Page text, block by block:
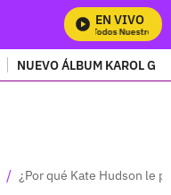
EN VIVO
Mira Todos Nuestros
NUEVO ÁLBUM KAROL G
/ ¿Por qué Kate Hudson le